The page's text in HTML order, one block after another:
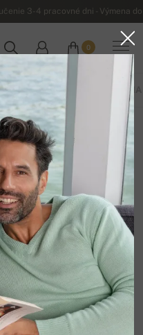
3-4 pracovné dni - Výmena
0
Filter
2026 ZÁKLADNÁ KOLEKCIA